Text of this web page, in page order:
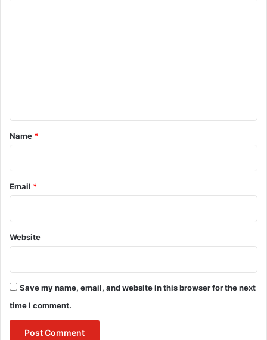
*
Name *
Email *
Website
Save my name, email, and website in this browser for the next
time I comment.